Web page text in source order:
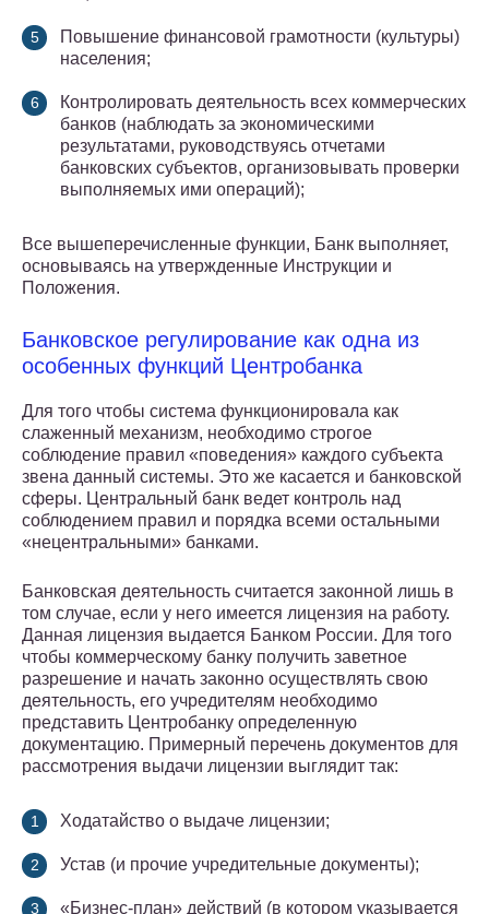
Повышение финансовой грамотности (культуры)
населения;
Контролировать деятельность всех коммерческих
банков (наблюдать за экономическими
результатами, руководствуясь отчетами
банковских субъектов, организовывать проверки
выполняемых ими операций);
Все вышеперечисленные функции, Банк выполняет,
основываясь на утвержденные Инструкции и
Положения.
Банковское регулирование как одна из
особенных функций Центробанка
Для того чтобы система функционировала как
слаженный механизм, необходимо строгое
соблюдение правил «поведения» каждого субъекта
звена данный системы. Это же касается и банковской
сферы. Центральный банк ведет контроль над
соблюдением правил и порядка всеми остальными
«нецентральными» банками.
Банковская деятельность считается законной лишь в
том случае, если у него имеется лицензия на работу.
Данная лицензия выдается Банком России. Для того
чтобы коммерческому банку получить заветное
разрешение и начать законно осуществлять свою
деятельность, его учредителям необходимо
представить Центробанку определенную
документацию. Примерный перечень документов для
рассмотрения выдачи лицензии выглядит так:
Ходатайство о выдаче лицензии;
Устав (и прочие учредительные документы);
«Бизнес-план» действий (в котором указывается